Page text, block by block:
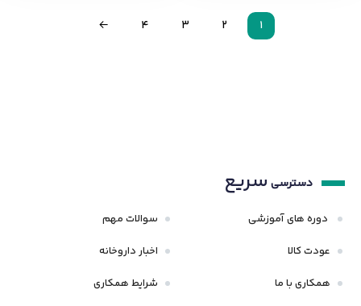
1
2
3
4
←
دسترسی سریع
دوره های آموزشی
عودت کالا
همکاری با ما
سوالات مهم
اخبار داروخانه
شرایط همکاری